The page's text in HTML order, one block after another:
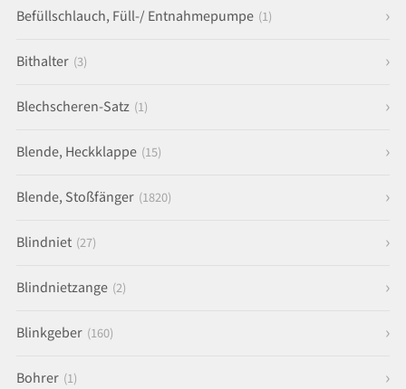
Befüllschlauch, Füll-/ Entnahmepumpe (1)
Bithalter (3)
Blechscheren-Satz (1)
Blende, Heckklappe (15)
Blende, Stoßfänger (1820)
Blindniet (27)
Blindnietzange (2)
Blinkgeber (160)
Bohrer (1)